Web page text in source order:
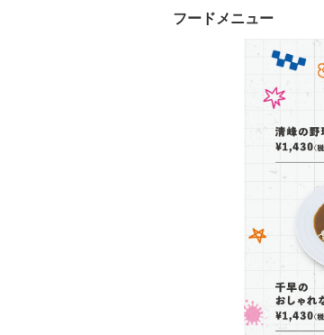
フードメニュー